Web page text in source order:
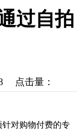
过自拍
点击量：
对购物付费的专